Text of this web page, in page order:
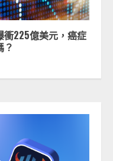
衝225億美元，癌症
？